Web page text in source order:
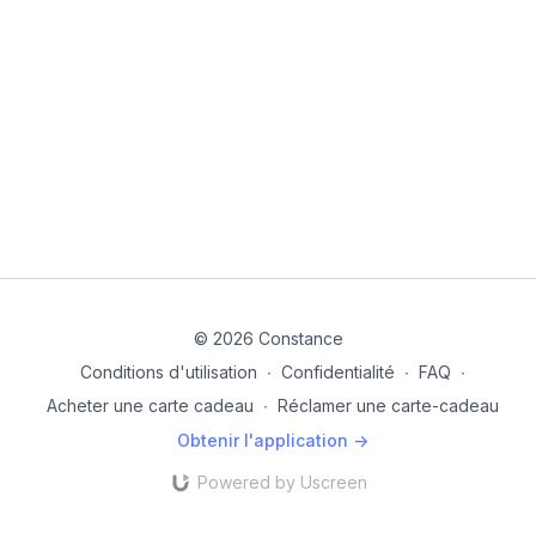
© 2026 Constance
Conditions d'utilisation ∙ Confidentialité ∙ FAQ ∙
Acheter une carte cadeau ∙ Réclamer une carte-cadeau
Obtenir l'application ->
Powered by Uscreen